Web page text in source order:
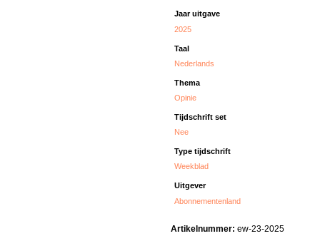
Jaar uitgave
2025
Taal
Nederlands
Thema
Opinie
Tijdschrift set
Nee
Type tijdschrift
Weekblad
Uitgever
Abonnementenland
Artikelnummer: ew-23-2025